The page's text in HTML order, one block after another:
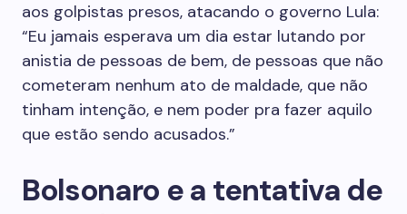
aos golpistas presos, atacando o governo Lula:
“Eu jamais esperava um dia estar lutando por
anistia de pessoas de bem, de pessoas que não
cometeram nenhum ato de maldade, que não
tinham intenção, e nem poder pra fazer aquilo
que estão sendo acusados.”
Bolsonaro e a tentativa de